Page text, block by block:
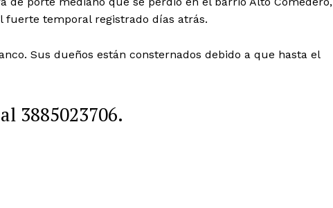
fuerte temporal registrado días atrás.
Sus dueños están consternados debido a que hasta el
3885023706.